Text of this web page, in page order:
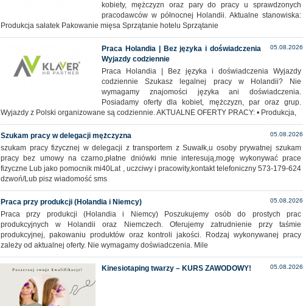
kobiety, mężczyzn oraz pary do pracy u sprawdzonych
pracodawców w północnej Holandii. Aktualne stanowiska:
Produkcja sałatek Pakowanie mięsa Sprzątanie hotelu Sprzątanie
05.08.2026
Praca Holandia | Bez języka i doświadczenia
Wyjazdy codziennie
Praca Holandia | Bez języka i doświadczenia Wyjazdy
codziennie Szukasz legalnej pracy w Holandii? Nie
wymagamy znajomości języka ani doświadczenia.
Posiadamy oferty dla kobiet, mężczyzn, par oraz grup.
Wyjazdy z Polski organizowane są codziennie. AKTUALNE OFERTY PRACY: • Produkcja,
05.08.2026
Szukam pracy w delegacji mężczyzna
szukam pracy fizycznej w delegacji z transportem z Suwałk,u osoby prywatnej szukam
pracy bez umowy na czarno,płatne dniówki mnie interesują,mogę wykonywać prace
fizyczne Lub jako pomocnik mi40Lat , uczciwy i pracowity,kontakt telefoniczny 573-179-624
dzwoń/Lub pisz wiadomość sms
05.08.2026
Praca przy produkcji (Holandia i Niemcy)
Praca przy produkcji (Holandia i Niemcy) Poszukujemy osób do prostych prac
produkcyjnych w Holandii oraz Niemczech. Oferujemy zatrudnienie przy taśmie
produkcyjnej, pakowaniu produktów oraz kontroli jakości. Rodzaj wykonywanej pracy
zależy od aktualnej oferty. Nie wymagamy doświadczenia. Mile
05.08.2026
Kinesiotaping twarzy – KURS ZAWODOWY!